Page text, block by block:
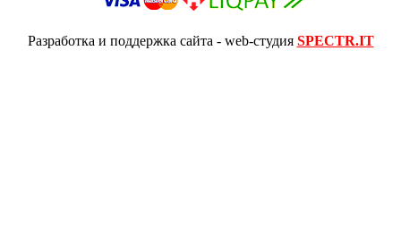
Разработка и поддержка сайта - web-студия SPECTR.IT